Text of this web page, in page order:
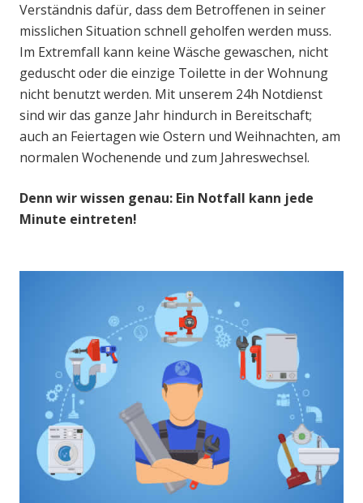
Verständnis dafür, dass dem Betroffenen in seiner
misslichen Situation schnell geholfen werden muss.
Im Extremfall kann keine Wäsche gewaschen, nicht
geduscht oder die einzige Toilette in der Wohnung
nicht benutzt werden. Mit unserem 24h Notdienst
sind wir das ganze Jahr hindurch in Bereitschaft;
auch an Feiertagen wie Ostern und Weihnachten, am
normalen Wochenende und zum Jahreswechsel.
Denn wir wissen genau: Ein Notfall kann jede
Minute eintreten!